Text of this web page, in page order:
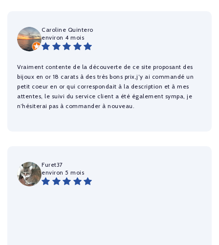
Caroline Quintero
environ 4 mois
Vraiment contente de la découverte de ce site proposant des
bijoux en or 18 carats à des très bons prix,j’y ai commandé un
petit coeur en or qui correspondait à la description et à mes
attentes, le suivi du service client a été également sympa, je
n’hésiterai pas à commander à nouveau.
Furet37
environ 5 mois